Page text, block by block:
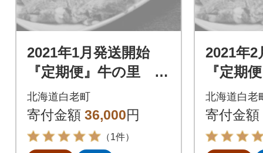
2021年1月発送開始
『定期便』牛の里 高
級黒毛和牛「白老牛」
の贅沢詰め合わせセ
ットB全3回
北海道白老町
寄付金額 36,000円
（1件）
2021年2
『定期
級黒毛
の贅沢
ットB全
北海道白老
寄付金額